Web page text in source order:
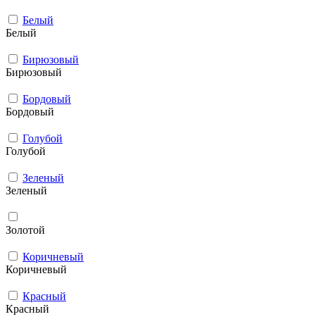
Белый
Белый
Бирюзовый
Бирюзовый
Бордовый
Бордовый
Голубой
Голубой
Зеленый
Зеленый
Золотой
Коричневый
Коричневый
Красный
Красный